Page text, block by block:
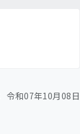
令和07年10月08日